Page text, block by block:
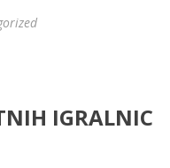
IGRALNIC